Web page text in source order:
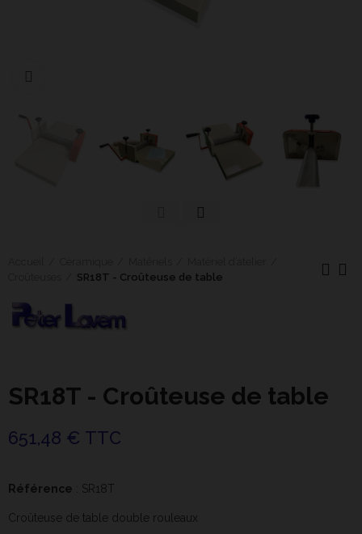
SR18T - Croûteuse de table
SR18T - Croûteuse de table
651,48 € TTC
Référence : SR18T
Croûteuse de table double rouleaux